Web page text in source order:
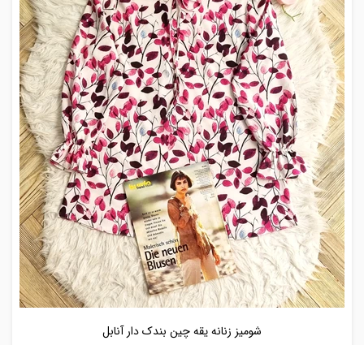
شومیز زنانه یقه چین بندک دار آنابل